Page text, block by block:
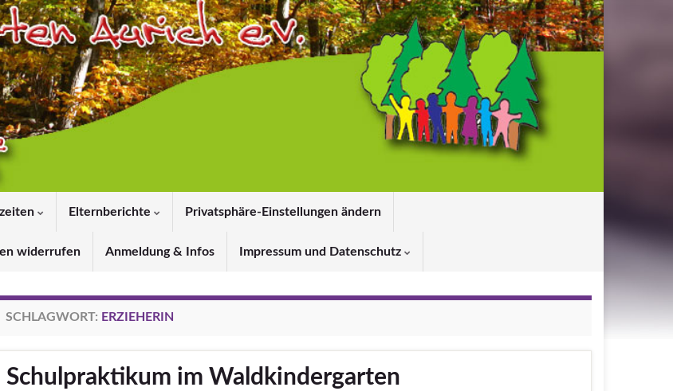
Elternberichte Privatsphäre-Einstellungen ändern
widerrufen Anmeldung & Infos Impressum und Datenschutz
SCHLAGWORT: ERZIEHERIN
Schulpraktikum im Waldkindergarten